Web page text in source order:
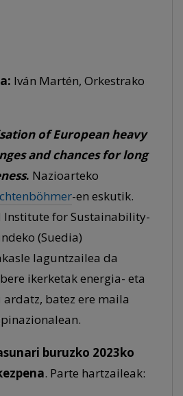
Iván Martén, Orkestrako
of European heavy
and chances for long
. Nazioarteko
-en eskutik.
Institute for Sustainability-
(Suedia)
laguntzailea da
ikerketak energia- eta
batez ere maila
buruzko 2023ko
. Parte hartzaileak: